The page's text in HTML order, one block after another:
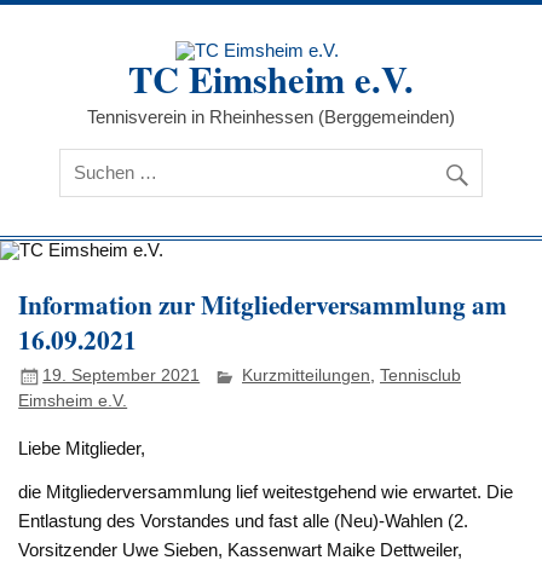
Zum
TC Eimsheim e.V.
Tennisverein in Rheinhessen (Berggemeinden)
Information zur Mitgliederversammlung am
16.09.2021
19. September 2021 Kurzmitteilungen,Tennisclub
Eimsheim e.V.
Liebe Mitglieder,
die Mitgliederversammlung lief weitestgehend wie erwartet. Die
Entlastung des Vorstandes und fast alle (Neu)-Wahlen (2.
Vorsitzender Uwe Sieben, Kassenwart Maike Dettweiler,